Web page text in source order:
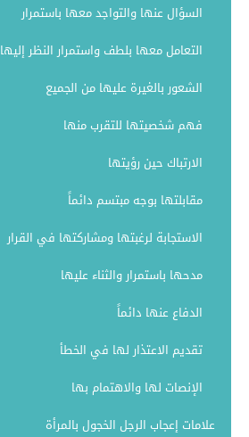
السؤال عنها والتواجد معها باستمرار
التعامل معها بلطف واستمرار النظر إليها
الشعور بالغيرة عليها من الجميع
فهم شخصيتها للتقرب منها
الارتباك حين رؤيتها
مقابلتها بوجه مبتسم دائماً
الاستجابة لرغبتها ومشاركتها في القرار
مدحها باستمرار والثناء عليها
الدفاع عنها دائماً
تقديم الاعتذار لها في الخطأ
الإنصات لها والاهتمام بها
علامات إعجاب الرجل الخجول بالمرأة